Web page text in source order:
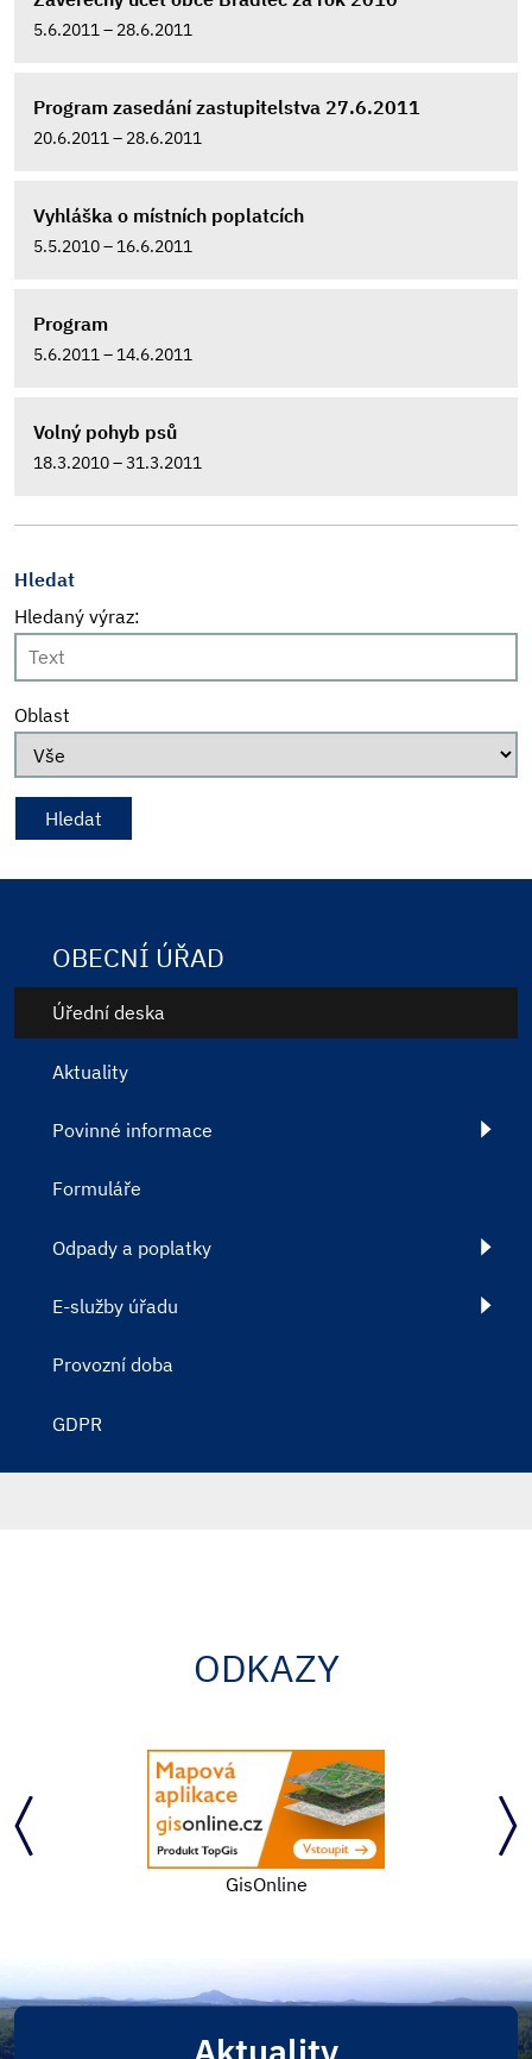
5.6.2011 – 28.6.2011
Program zasedání zastupitelstva 27.6.2011
20.6.2011 – 28.6.2011
Vyhláška o místních poplatcích
5.5.2010 – 16.6.2011
Program
5.6.2011 – 14.6.2011
Volný pohyb psů
18.3.2010 – 31.3.2011
Hledat
Hledaný výraz:
Oblast
OBECNÍ ÚŘAD
Úřední deska
Aktuality
Povinné informace
Formuláře
Odpady a poplatky
E-služby úřadu
Provozní doba
GDPR
ODKAZY
GisOnline